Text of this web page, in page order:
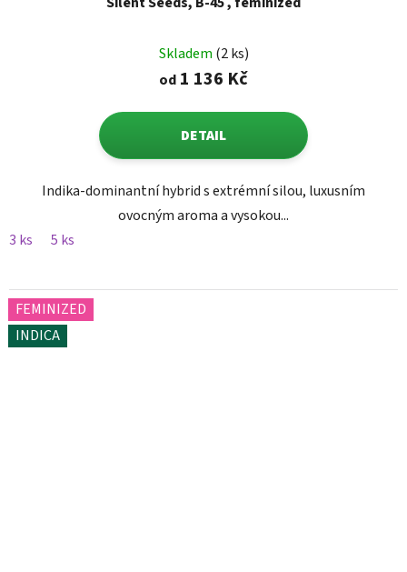
Skladem (2 ks)
od 1 136 Kč
DETAIL
Indika-dominantní hybrid s extrémní silou, luxusním
ovocným aroma a vysokou...
3 ks
5 ks
FEMINIZED
INDICA